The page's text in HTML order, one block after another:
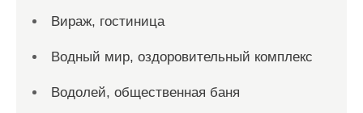
Вираж, гостиница
Водный мир, оздоровительный комплекс
Водолей, общественная баня